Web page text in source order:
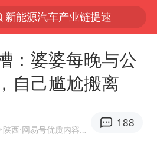
新能源汽车产业链提速
辽宁28名务农人员中暑死亡？官方辟谣
费大厨不自称“大王”了
独闯南太行失联女子遗体已找到
：婆婆每晚与公
自己尴尬搬离
·陕西 ·网易号优质内容创作者
188